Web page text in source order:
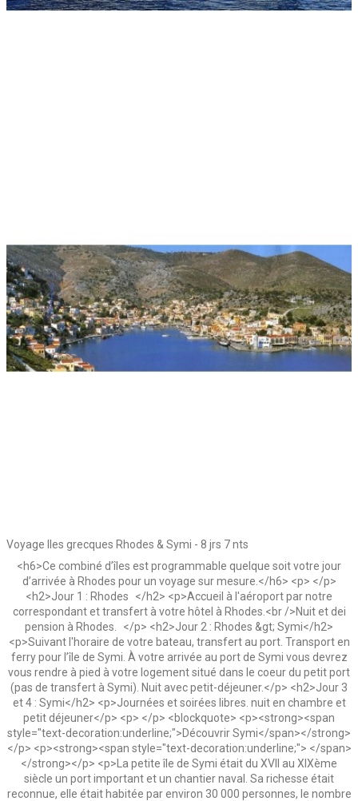
Voyage Iles grecques Rhodes & Symi - 8 jrs 7 nts
<h6>Ce combiné d’îles est programmable quelque soit votre jour
d’arrivée à Rhodes pour un voyage sur mesure.</h6> <p> </p>
<h2>Jour 1 : Rhodes </h2> <p>Accueil à l'aéroport par notre
correspondant et transfert à votre hôtel à Rhodes.<br />Nuit et dei
pension à Rhodes. </p> <h2>Jour 2 : Rhodes &gt; Symi</h2>
<p>Suivant l'horaire de votre bateau, transfert au port. Transport en
ferry pour l’île de Symi. À votre arrivée au port de Symi vous devrez
vous rendre à pied à votre logement situé dans le coeur du petit port
(pas de transfert à Symi). Nuit avec petit-déjeuner.</p> <h2>Jour 3
et 4 : Symi</h2> <p>Journées et soirées libres. nuit en chambre et
petit déjeuner</p> <p> </p> <blockquote> <p><strong><span
style="text-decoration:underline;">Découvrir Symi</span></strong>
</p> <p><strong><span style="text-decoration:underline;"> </span>
</strong></p> <p>La petite île de Symi était du XVII au XIXème
siècle un port important et un chantier naval. Sa richesse était
reconnue, elle était habitée par environ 30 000 personnes, le nombre